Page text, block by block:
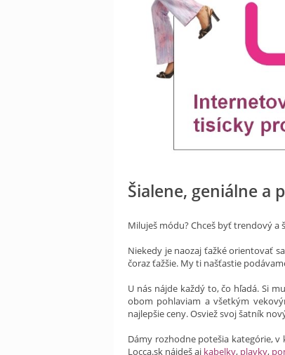
Šialene, geniálne a
Miluješ módu? Chceš byť trendový
Niekedy je naozaj ťažké orientovať
čoraz ťažšie. My ti našťastie
U nás nájde každý to, čo hľadá. Si
obom pohlaviam a všetkým
najlepšie ceny. Osviež svoj šatník
Dámy rozhodne potešia kategórie,
Locca.sk nájdeš aj kabelky, plavky,